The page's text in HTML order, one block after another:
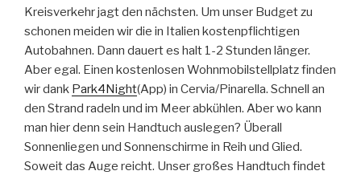
Kreisverkehr jagt den nächsten. Um unser Budget zu
schonen meiden wir die in Italien kostenpflichtigen
Autobahnen. Dann dauert es halt 1-2 Stunden länger.
Aber egal. Einen kostenlosen Wohnmobilstellplatz finden
wir dank Park4Night(App) in Cervia/Pinarella. Schnell an
den Strand radeln und im Meer abkühlen. Aber wo kann
man hier denn sein Handtuch auslegen? Überall
Sonnenliegen und Sonnenschirme in Reih und Glied.
Soweit das Auge reicht. Unser großes Handtuch findet